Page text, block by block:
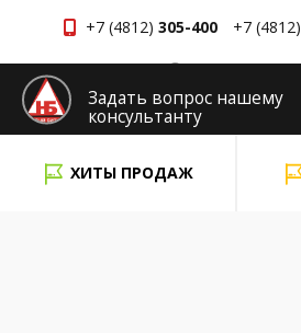
+7 (4812) 305-400 +7 (4812)
Смоленск
Задать вопрос нашему
консультанту
ХИТЫ ПРОДАЖ